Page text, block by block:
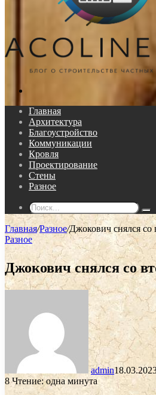
Главная
Архитектура
Благоустройство
Коммуникации
Кровля
Проектирование
Стены
Разное
Главная/Разное/Джокович снялся со
Разное
Джокович снялся со
admin
8Чтение: одна минута